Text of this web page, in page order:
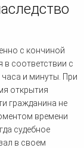
с кончиной
в соответствии с
и минуты. При
открытия
гражданина не
времени
судебное
в своем